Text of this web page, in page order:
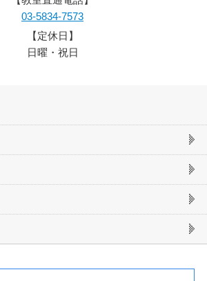
03-5834-7573
【定休日】
日曜・祝日